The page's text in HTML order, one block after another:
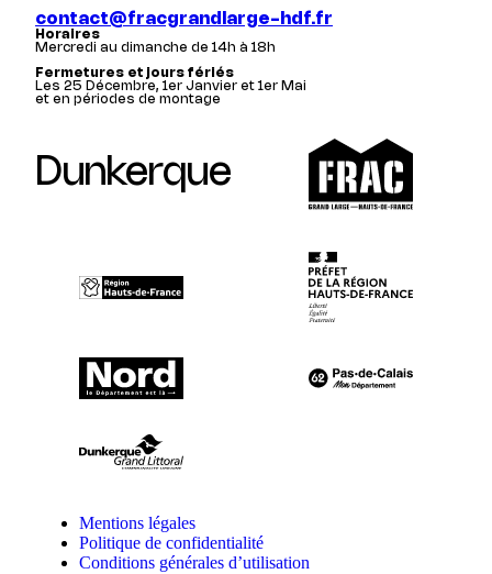
contact@fracgrandlarge-hdf.fr
Horaires
Mercredi au dimanche de 14h à 18h
Fermetures et jours fériés
Les 25 Décembre, 1er Janvier et 1er Mai
et en périodes de montage
Dunkerque
Mentions légales
Politique de confidentialité
Conditions générales d’utilisation